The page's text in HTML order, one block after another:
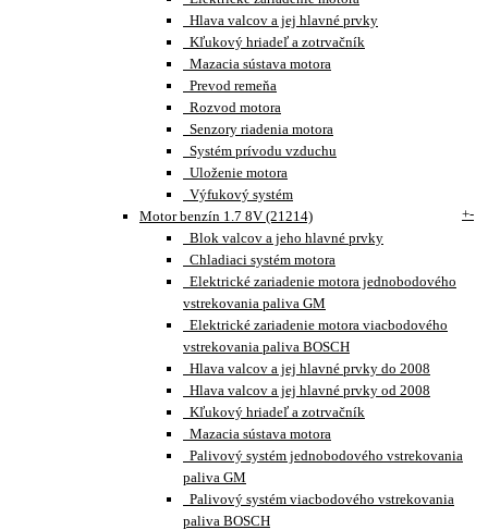
Hlava valcov a jej hlavné prvky
Kľukový hriadeľ a zotrvačník
Mazacia sústava motora
Prevod remeňa
Rozvod motora
Senzory riadenia motora
Systém prívodu vzduchu
Uloženie motora
Výfukový systém
Motor benzín 1.7 8V (21214)
+-
Blok valcov a jeho hlavné prvky
Chladiaci systém motora
Elektrické zariadenie motora jednobodového
vstrekovania paliva GM
Elektrické zariadenie motora viacbodového
vstrekovania paliva BOSCH
Hlava valcov a jej hlavné prvky do 2008
Hlava valcov a jej hlavné prvky od 2008
Kľukový hriadeľ a zotrvačník
Mazacia sústava motora
Palivový systém jednobodového vstrekovania
paliva GM
Palivový systém viacbodového vstrekovania
paliva BOSCH